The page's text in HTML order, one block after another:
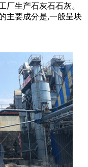
厂生产石灰石石灰。
主要成分是,一般呈块